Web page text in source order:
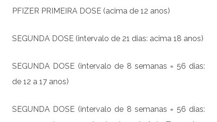
PFIZER PRIMEIRA DOSE (acima de 12 anos)
SEGUNDA DOSE (intervalo de 21 dias: acima 18 anos)
SEGUNDA DOSE (intervalo de 8 semanas = 56 dias:
de 12 a 17 anos)
SEGUNDA DOSE (intervalo de 8 semanas = 56 dias: